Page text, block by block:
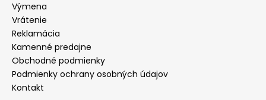
Výmena
Vrátenie
Reklamácia
Kamenné predajne
Obchodné podmienky
Podmienky ochrany osobných údajov
Kontakt